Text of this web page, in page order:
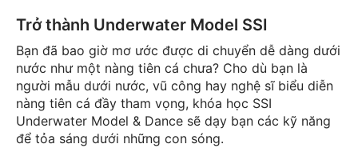
Trở thành Underwater Model SSI
Bạn đã bao giờ mơ ước được di chuyển dễ dàng dưới
nước như một nàng tiên cá chưa? Cho dù bạn là
người mẫu dưới nước, vũ công hay nghệ sĩ biểu diễn
nàng tiên cá đầy tham vọng, khóa học SSI
Underwater Model & Dance sẽ dạy bạn các kỹ năng
để tỏa sáng dưới những con sóng.